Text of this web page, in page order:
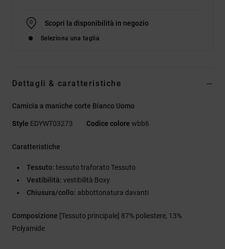
Scopri la disponibilità in negozio
Seleziona una taglia
Dettagli & caratteristiche
Camicia a maniche corte Bianco Uomo
Style EDYWT03273 Codice colore wbb6
Caratteristiche
Tessuto: tessuto traforato Tessuto
Vestibilità: vestibilità Boxy
Chiusura/collo: abbottonatura davanti
Composizione [Tessuto principale] 87% poliestere, 13%
Polyamide